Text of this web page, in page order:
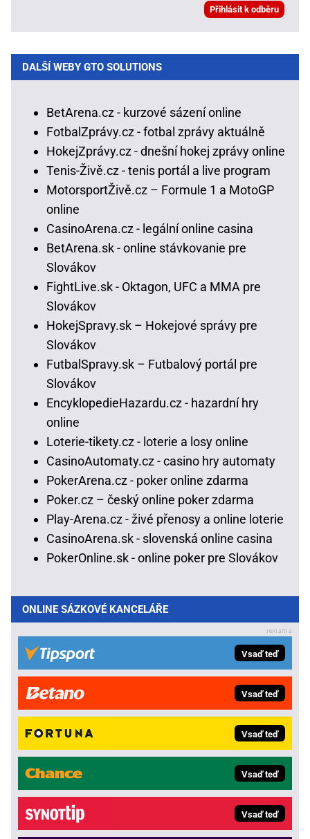
DALŠÍ WEBY GTO SOLUTIONS
BetArena.cz - kurzové sázení online
FotbalZprávy.cz - fotbal zprávy aktuálně
HokejZprávy.cz - dnešní hokej zprávy online
Tenis-Živě.cz - tenis portál a live program
MotorsportŽivě.cz – Formule 1 a MotoGP
online
CasinoArena.cz - legální online casina
BetArena.sk - online stávkovanie pre
Slovákov
FightLive.sk - Oktagon, UFC a MMA pre
Slovákov
HokejSpravy.sk – Hokejové správy pre
Slovákov
FutbalSpravy.sk – Futbalový portál pre
Slovákov
EncyklopedieHazardu.cz - hazardní hry
online
Loterie-tikety.cz - loterie a losy online
CasinoAutomaty.cz - casino hry automaty
PokerArena.cz - poker online zdarma
Poker.cz – český online poker zdarma
Play-Arena.cz - živé přenosy a online loterie
CasinoArena.sk - slovenská online casina
PokerOnline.sk - online poker pre Slovákov
ONLINE SÁZKOVÉ KANCELÁŘE
Vsaď teď
Vsaď teď
Vsaď teď
Vsaď teď
Vsaď teď